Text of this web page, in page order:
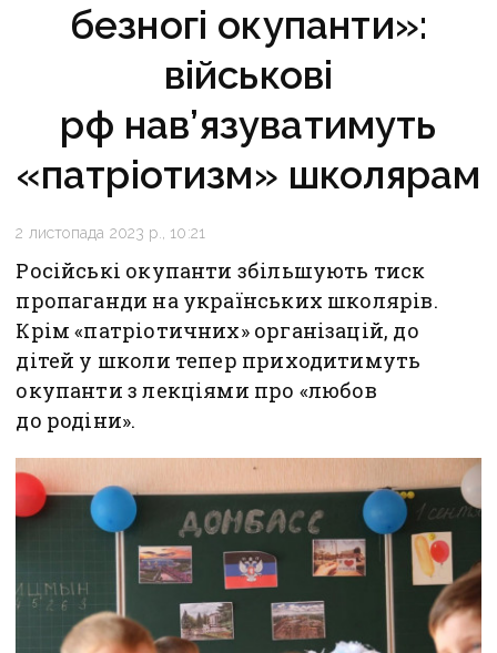
безногі окупанти»:
військові
рф нав’язуватимуть
«патріотизм» школярам
2 листопада 2023 р., 10:21
Російські окупанти збільшують тиск
пропаганди на українських школярів.
Крім «патріотичних» організацій, до
дітей у школи тепер приходитимуть
окупанти з лекціями про «любов
до родіни».